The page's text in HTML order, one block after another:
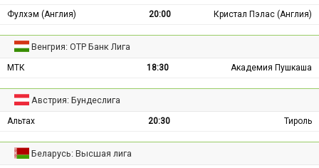
Фулхэм (Англия)
20:00 Кристал Пэлас (Англия)
Венгрия: ОТР Банк Лига
МТК 18:30 Академия Пушкаша
Австрия: Бундеслига
Альтах 20:30 Тироль
Беларусь: Высшая лига